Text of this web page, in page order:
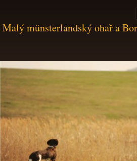
Malý münsterlandský ohař a